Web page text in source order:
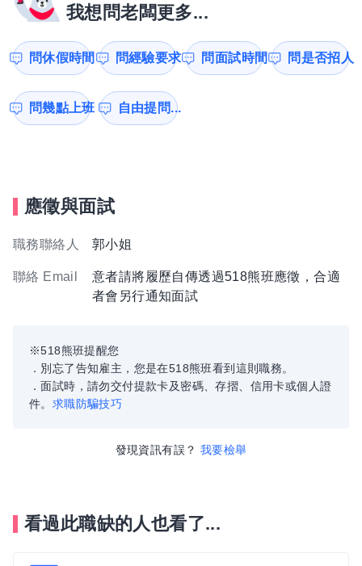
我想問老闆更多...
問休假時間 問經驗要求 問面試時間 問是否招人
問幾點上班 自由提問...
應徵與面試
職務聯絡人 郭小姐
聯絡 Email
意者請將履歷自傳透過518熊班應徵，合適
者會另行通知面試
※518熊班提醒您
．別忘了告知雇主，您是在518熊班看到這則職務。
．面試時，請勿交付提款卡及密碼、存摺、信用卡或個人證
件。 求職防騙技巧
發現資訊有誤？ 我要檢舉
看過此職缺的人也看了...